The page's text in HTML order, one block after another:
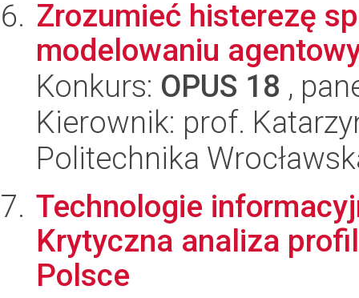
Zrozumieć histerezę
modelowaniu
Konkurs: OPUS 18 ,
Kierownik: prof.
Politechnika
Technologie
Krytyczna analiza
Polsce